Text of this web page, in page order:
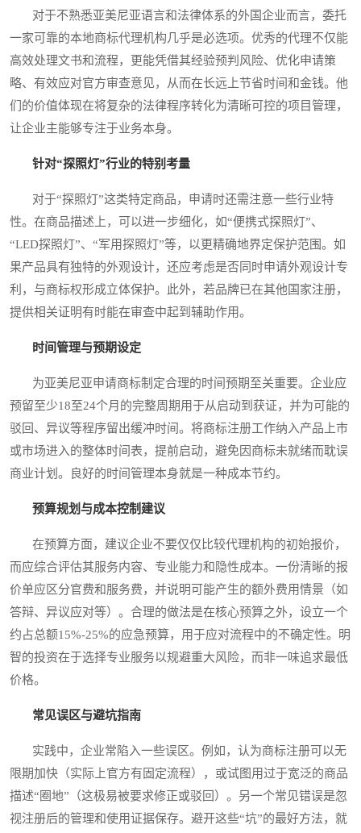
对于不熟悉亚美尼亚语言和法律体系的外国企业而言，委托
一家可靠的本地商标代理机构几乎是必选项。优秀的代理不仅能
高效处理文书和流程，更能凭借其经验预判风险、优化申请策
略、有效应对官方审查意见，从而在长远上节省时间和金钱。他
们的价值体现在将复杂的法律程序转化为清晰可控的项目管理，
让企业主能够专注于业务本身。
针对“探照灯”行业的特别考量
对于“探照灯”这类特定商品，申请时还需注意一些行业特
性。在商品描述上，可以进一步细化，如“便携式探照灯”、
“LED探照灯”、“军用探照灯”等，以更精确地界定保护范围。如
果产品具有独特的外观设计，还应考虑是否同时申请外观设计专
利，与商标权形成立体保护。此外，若品牌已在其他国家注册，
提供相关证明有时能在审查中起到辅助作用。
时间管理与预期设定
为亚美尼亚申请商标制定合理的时间预期至关重要。企业应
预留至少18至24个月的完整周期用于从启动到获证，并为可能的
驳回、异议等程序留出缓冲时间。将商标注册工作纳入产品上市
或市场进入的整体时间表，提前启动，避免因商标未就绪而耽误
商业计划。良好的时间管理本身就是一种成本节约。
预算规划与成本控制建议
在预算方面，建议企业不要仅仅比较代理机构的初始报价，
而应综合评估其服务内容、专业能力和隐性成本。一份清晰的报
价单应区分官费和服务费，并说明可能产生的额外费用情景（如
答辩、异议应对等）。合理的做法是在核心预算之外，设立一个
约占总额15%-25%的应急预算，用于应对流程中的不确定性。明
智的投资在于选择专业服务以规避重大风险，而非一味追求最低
价格。
常见误区与避坑指南
实践中，企业常陷入一些误区。例如，认为商标注册可以无
限期加快（实际上官方有固定流程），或试图用过于宽泛的商品
描述“圈地”（这极易被要求修正或驳回）。另一个常见错误是忽
视注册后的管理和使用证据保存。避开这些“坑”的最好方法，就